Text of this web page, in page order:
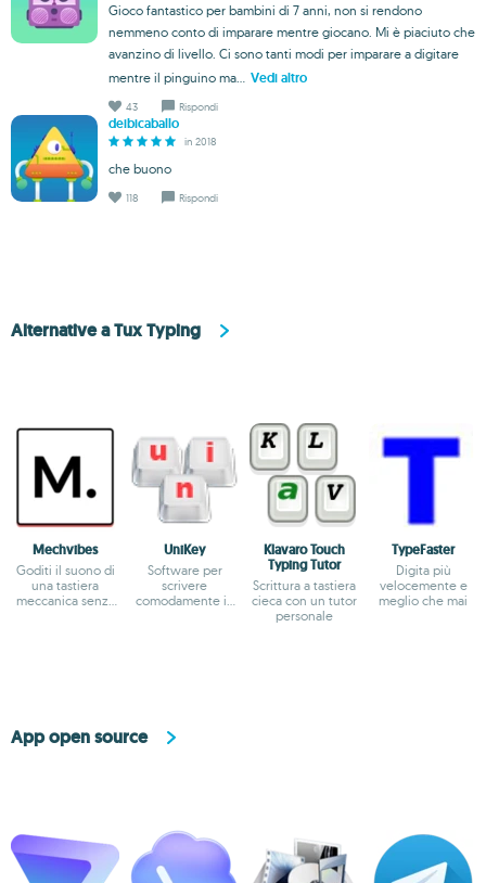
Gioco fantastico per bambini di 7 anni, non si rendono
nemmeno conto di imparare mentre giocano. Mi è piaciuto che
avanzino di livello. Ci sono tanti modi per imparare a digitare
mentre il pinguino ma...
Vedi altro
43 Rispondi
deibicaballo
in 2018
che buono
118 Rispondi
Alternative a Tux Typing
Mechvibes
Goditi il suono di
una tastiera
meccanica senza
UniKey
Software per
scrivere
comodamente in
Klavaro Touch
Typing Tutor
Scrittura a tastiera
cieca con un tutor
personale
TypeFaster
Digita più
velocemente e
meglio che mai
App open source